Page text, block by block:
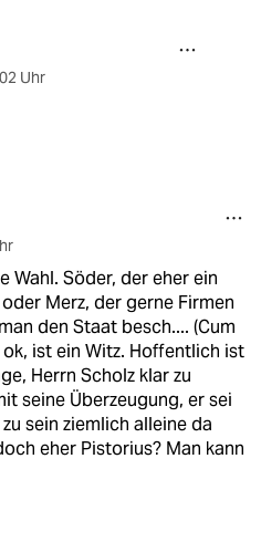
Uhr
Wahl. Söder, der eher ein
Merz, der gerne Firmen
den Staat besch.... (Cum
ok, ist ein Witz. Hoffentlich ist
Herrn Scholz klar zu
seine Überzeugung, er sei
sein ziemlich alleine da
eher Pistorius? Man kann